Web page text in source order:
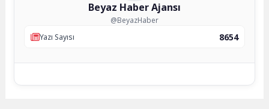
Beyaz Haber Ajansı
@BeyazHaber
Yazı Sayısı
8654